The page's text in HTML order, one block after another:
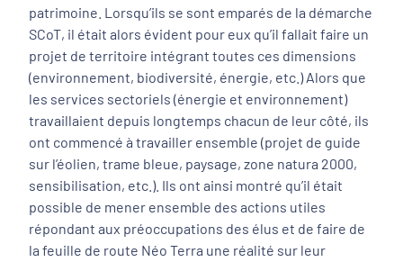
patrimoine. Lorsqu’ils se sont emparés de la démarche
SCoT, il était alors évident pour eux qu’il fallait faire un
projet de territoire intégrant toutes ces dimensions
(environnement, biodiversité, énergie, etc.) Alors que
les services sectoriels (énergie et environnement)
travaillaient depuis longtemps chacun de leur côté, ils
ont commencé à travailler ensemble (projet de guide
sur l’éolien, trame bleue, paysage, zone natura 2000,
sensibilisation, etc.). Ils ont ainsi montré qu’il était
possible de mener ensemble des actions utiles
répondant aux préoccupations des élus et de faire de
la feuille de route Néo Terra une réalité sur leur